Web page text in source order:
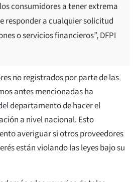
consumidores a tener extrema
responder a cualquier solicitud
o servicios financieros”, DFPI
no registrados por parte de las
antes mencionadas ha
departamento de hacer el
a nivel nacional. Esto
averiguar si otros proveedores
están violando las leyes bajo su